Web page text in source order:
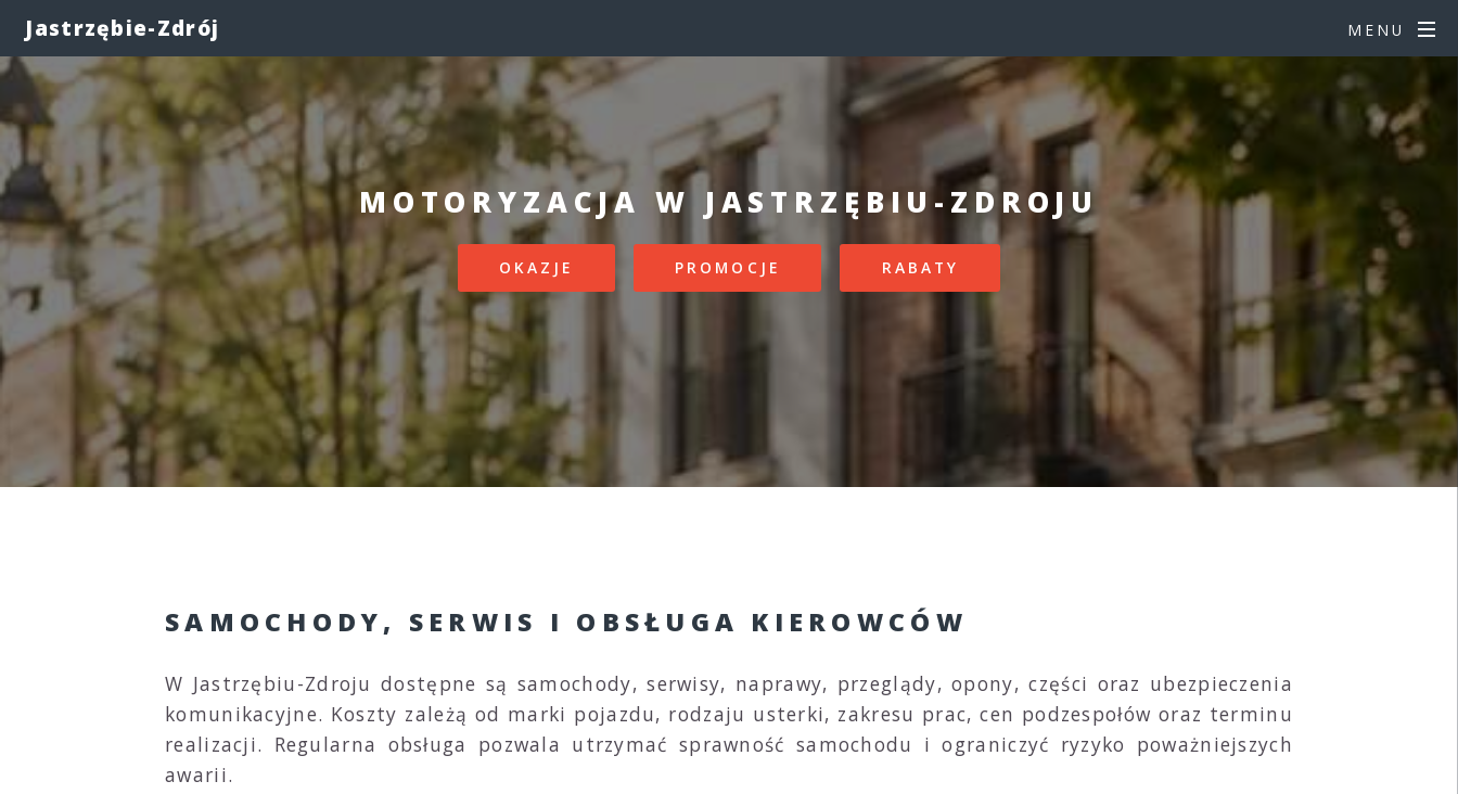
Jastrzębie-Zdrój MENU
MOTORYZACJA W JASTRZĘBIU-ZDROJU
OKAZJE PROMOCJE RABATY
SAMOCHODY, SERWIS I OBSŁUGA KIEROWCÓW
W Jastrzębiu-Zdroju dostępne są samochody, serwisy, naprawy, przeglądy, opony, części oraz ubezpieczenia
komunikacyjne. Koszty zależą od marki pojazdu, rodzaju usterki, zakresu prac, cen podzespołów oraz terminu
realizacji. Regularna obsługa pozwala utrzymać sprawność samochodu i ograniczyć ryzyko poważniejszych
awarii.